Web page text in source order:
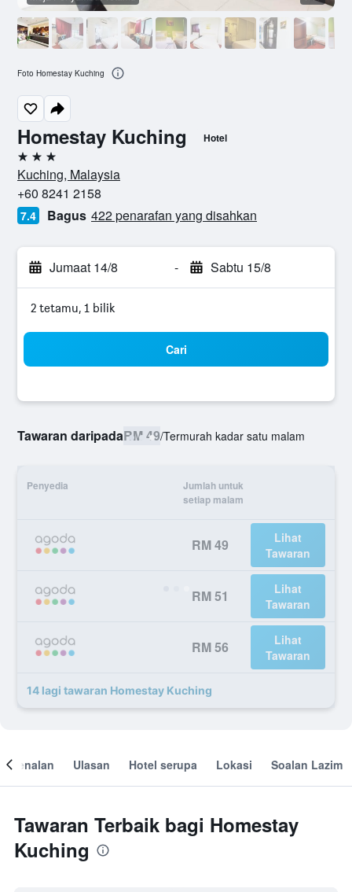
Homestay Kuching Hotel
3 bintang
Kuching, Malaysia
+60 8241 2158
7.4 Bagus 422 penarafan yang disahkan
Jumaat 14/8 - Sabtu 15/8
2 tetamu, 1 bilik
Cari
Tawaran daripadaRM 49/Termurah kadar satu malam
Penyedia
Jumlah untuk
setiap malam
RM 49
Lihat
Tawaran
RM 51
Lihat
Tawaran
RM 56
Lihat
Tawaran
14 lagi tawaran Homestay Kuching
Foto Homestay Kuching
Ulasan Hotel serupa Lokasi Soalan Lazim
Tawaran Terbaik bagi Homestay
Kuching